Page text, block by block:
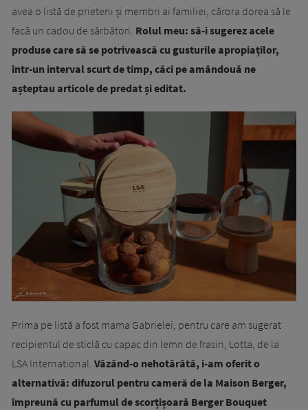
avea o listă de prieteni și membri ai familiei, cărora dorea să le
facă un cadou de sărbători. Rolul meu: să-i sugerez acele
produse care să se potrivească cu gusturile apropiaților,
într-un interval scurt de timp, căci pe amândouă ne
așteptau articole de predat și editat.
Prima pe listă a fost mama Gabrielei, pentru care am sugerat
recipientul de sticlă cu capac din lemn de frasin, Lotta, de la
LSA International. Văzând-o nehotărâtă, i-am oferit o
alternativă: difuzorul pentru cameră de la Maison Berger,
împreună cu parfumul de scorțișoară Berger Bouquet